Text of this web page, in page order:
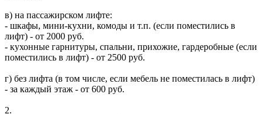
в) на пассажирском лифте:
- шкафы, мини-кухни, комоды и т.п. (если поместились в
лифт) - от 2000 руб.
- кухонные гарнитуры, спальни, прихожие, гардеробные (если
поместились в лифт) - от 2500 руб.
г) без лифта (в том числе, если мебель не поместилась в лифт)
- за каждый этаж - от 600 руб.
2.